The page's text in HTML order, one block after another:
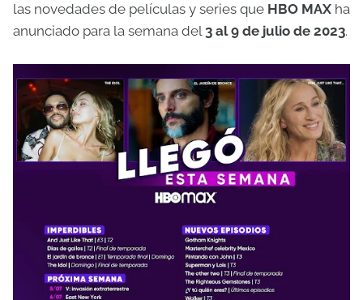
las novedades de películas y series que HBO MAX ha
anunciado para la semana del3 al 9 de julio de 2023.